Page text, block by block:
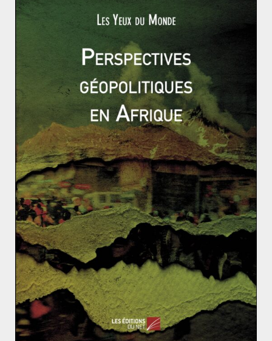
vingt dernières années contribuent progressivement à
l’accroissement du poids de la dette
AFRIQUE RUSSIE ET ESPACES POST-SOVIÉTIQUES
Agathe Mallégol 15 janvier 2026 0 Comments
Biélorussie : l’Algérie comme pont
stratégique africain
En décembre 2025, l’Algérie et la Biélorussie ont franchi